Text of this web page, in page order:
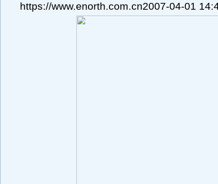
https://www.enorth.com.cn2007-04-01